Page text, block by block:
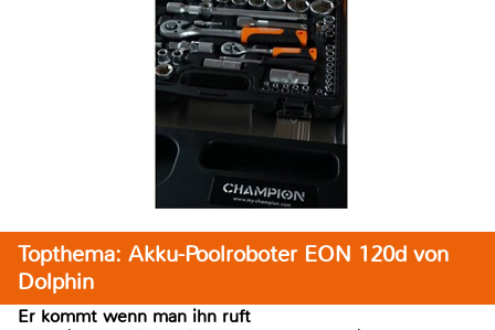
Topthema: Akku-Poolroboter EON 120d von
Dolphin
Er kommt wenn man ihn ruft